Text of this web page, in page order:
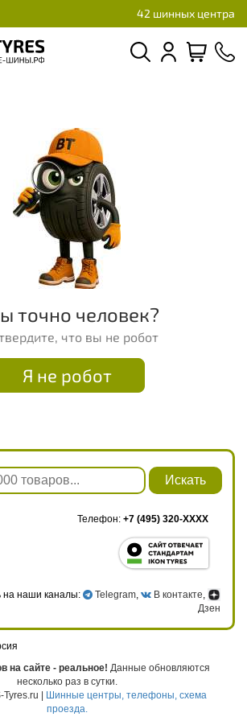
42 шинных центра
точно человек?
что вы не робот
Я не робот
Искать
Телефон: +7 (495) 320-XXXX
на наши каналы: Telegram , В контакте
Дзен
на сайте - реальное! Данные обновляются
несколько раз в сутки.
| Шинные центры, телефоны, схема
проезда.